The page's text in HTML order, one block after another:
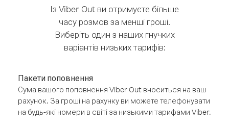
Із Viber Out ви отримуєте більше
часу розмов за менші гроші.
Виберіть один з наших гнучких
варіантів низьких тарифів:
Пакети поповнення
Сума вашого поповнення Viber Out вноситься на ваш
рахунок. За гроші на рахунку ви можете телефонувати
на будь-які номери в світі за низькими тарифами Viber.